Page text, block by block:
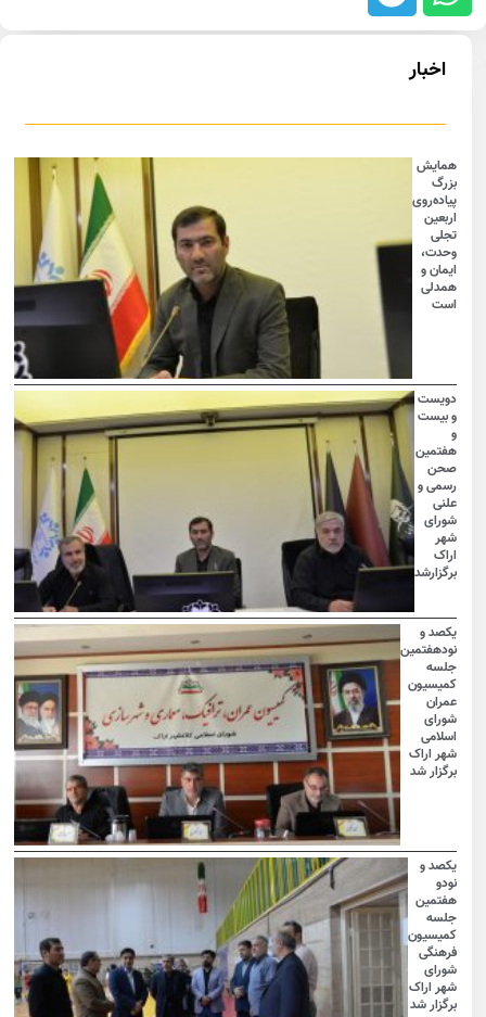
اخبار
همایش
بزرگ
پیاده‌روی
اربعین
تجلی
وحدت،
ایمان و
همدلی
است
دویست
و بیست
هفتمین
صحن
رسمی و
علنی
شورای
شهر
اراک
برگزارشد
یکصد و
نودهفتمین
جلسه
کمیسیون
عمران
شورای
اسلامی
شهر اراک
برگزار شد
یکصد و
نودو
هفتمین
جلسه
کمیسیون
فرهنگی
شورای
شهر اراک
برگزار شد